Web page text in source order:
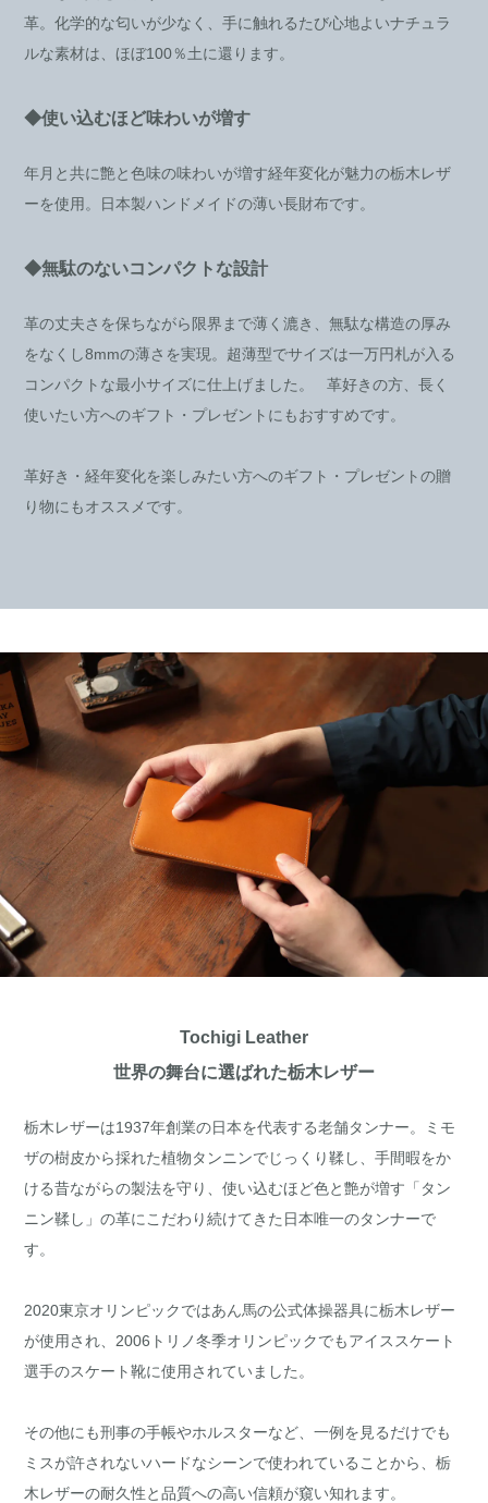
革。化学的な匂いが少なく、手に触れるたび心地よいナチュラ
ルな素材は、ほぼ100％土に還ります。
◆使い込むほど味わいが増す
年月と共に艶と色味の味わいが増す経年変化が魅力の栃木レザ
ーを使用。日本製ハンドメイドの薄い長財布です。
◆無駄のないコンパクトな設計
革の丈夫さを保ちながら限界まで薄く漉き、無駄な構造の厚み
をなくし8mmの薄さを実現。超薄型でサイズは一万円札が入る
コンパクトな最小サイズに仕上げました。 革好きの方、長く
使いたい方へのギフト・プレゼントにもおすすめです。
革好き・経年変化を楽しみたい方へのギフト・プレゼントの贈
り物にもオススメです。
Tochigi Leather
世界の舞台に選ばれた栃木レザー
栃木レザーは1937年創業の日本を代表する老舗タンナー。ミモ
ザの樹皮から採れた植物タンニンでじっくり鞣し、手間暇をか
ける昔ながらの製法を守り、使い込むほど色と艶が増す「タン
ニン鞣し」の革にこだわり続けてきた日本唯一のタンナーで
す。
2020東京オリンピックではあん馬の公式体操器具に栃木レザー
が使用され、2006トリノ冬季オリンピックでもアイススケート
選手のスケート靴に使用されていました。
その他にも刑事の手帳やホルスターなど、一例を見るだけでも
ミスが許されないハードなシーンで使われていることから、栃
木レザーの耐久性と品質への高い信頼が窺い知れます。